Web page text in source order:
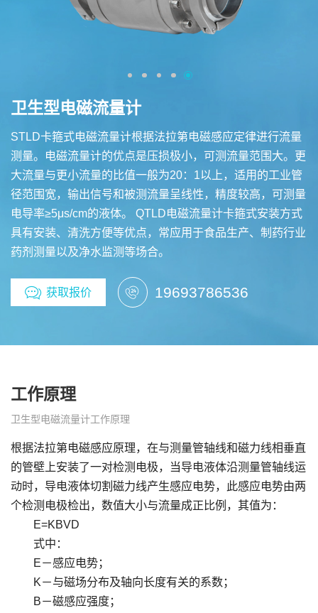
卫生型电磁流量计
STLD卡箍式电磁流量计根据法拉第电磁感应定律进行流量
测量。电磁流量计的优点是压损极小，可测流量范围大。更
大流量与更小流量的比值一般为20：1以上，适用的工业管
径范围宽，输出信号和被测流量呈线性，精度较高，可测量
电导率≥5μs/cm的液体。 QTLD电磁流量计卡箍式安装方式
具有安装、清洗方便等优点，常应用于食品生产、制药行业
药剂测量以及净水监测等场合。
获取报价 19693786536
工作原理
卫生型电磁流量计工作原理
根据法拉第电磁感应原理，在与测量管轴线和磁力线相垂直
的管壁上安装了一对检测电极，当导电液体沿测量管轴线运
动时，导电液体切割磁力线产生感应电势，此感应电势由两
个检测电极检出，数值大小与流量成正比例，其值为：
E=KBVD
式中：
E－感应电势；
K－与磁场分布及轴向长度有关的系数；
B－磁感应强度；